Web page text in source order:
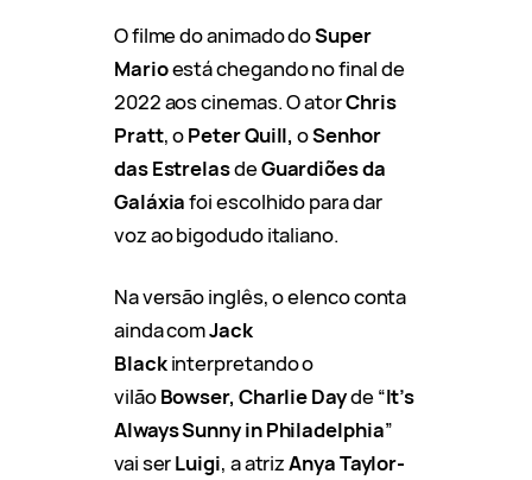
O filme do animado doSuper
Marioestá chegando no final de
2022 aos cinemas. O atorChris
Pratt, oPeter Quill,oSenhor
das EstrelasdeGuardiões da
Galáxiafoi escolhido para dar
voz ao bigodudo italiano.
Na versão inglês, o elenco conta
ainda comJack
Blackinterpretando o
vilãoBowser, Charlie Dayde “It’s
Always Sunny in Philadelphia”
vai serLuigi, a atrizAnya Taylor-